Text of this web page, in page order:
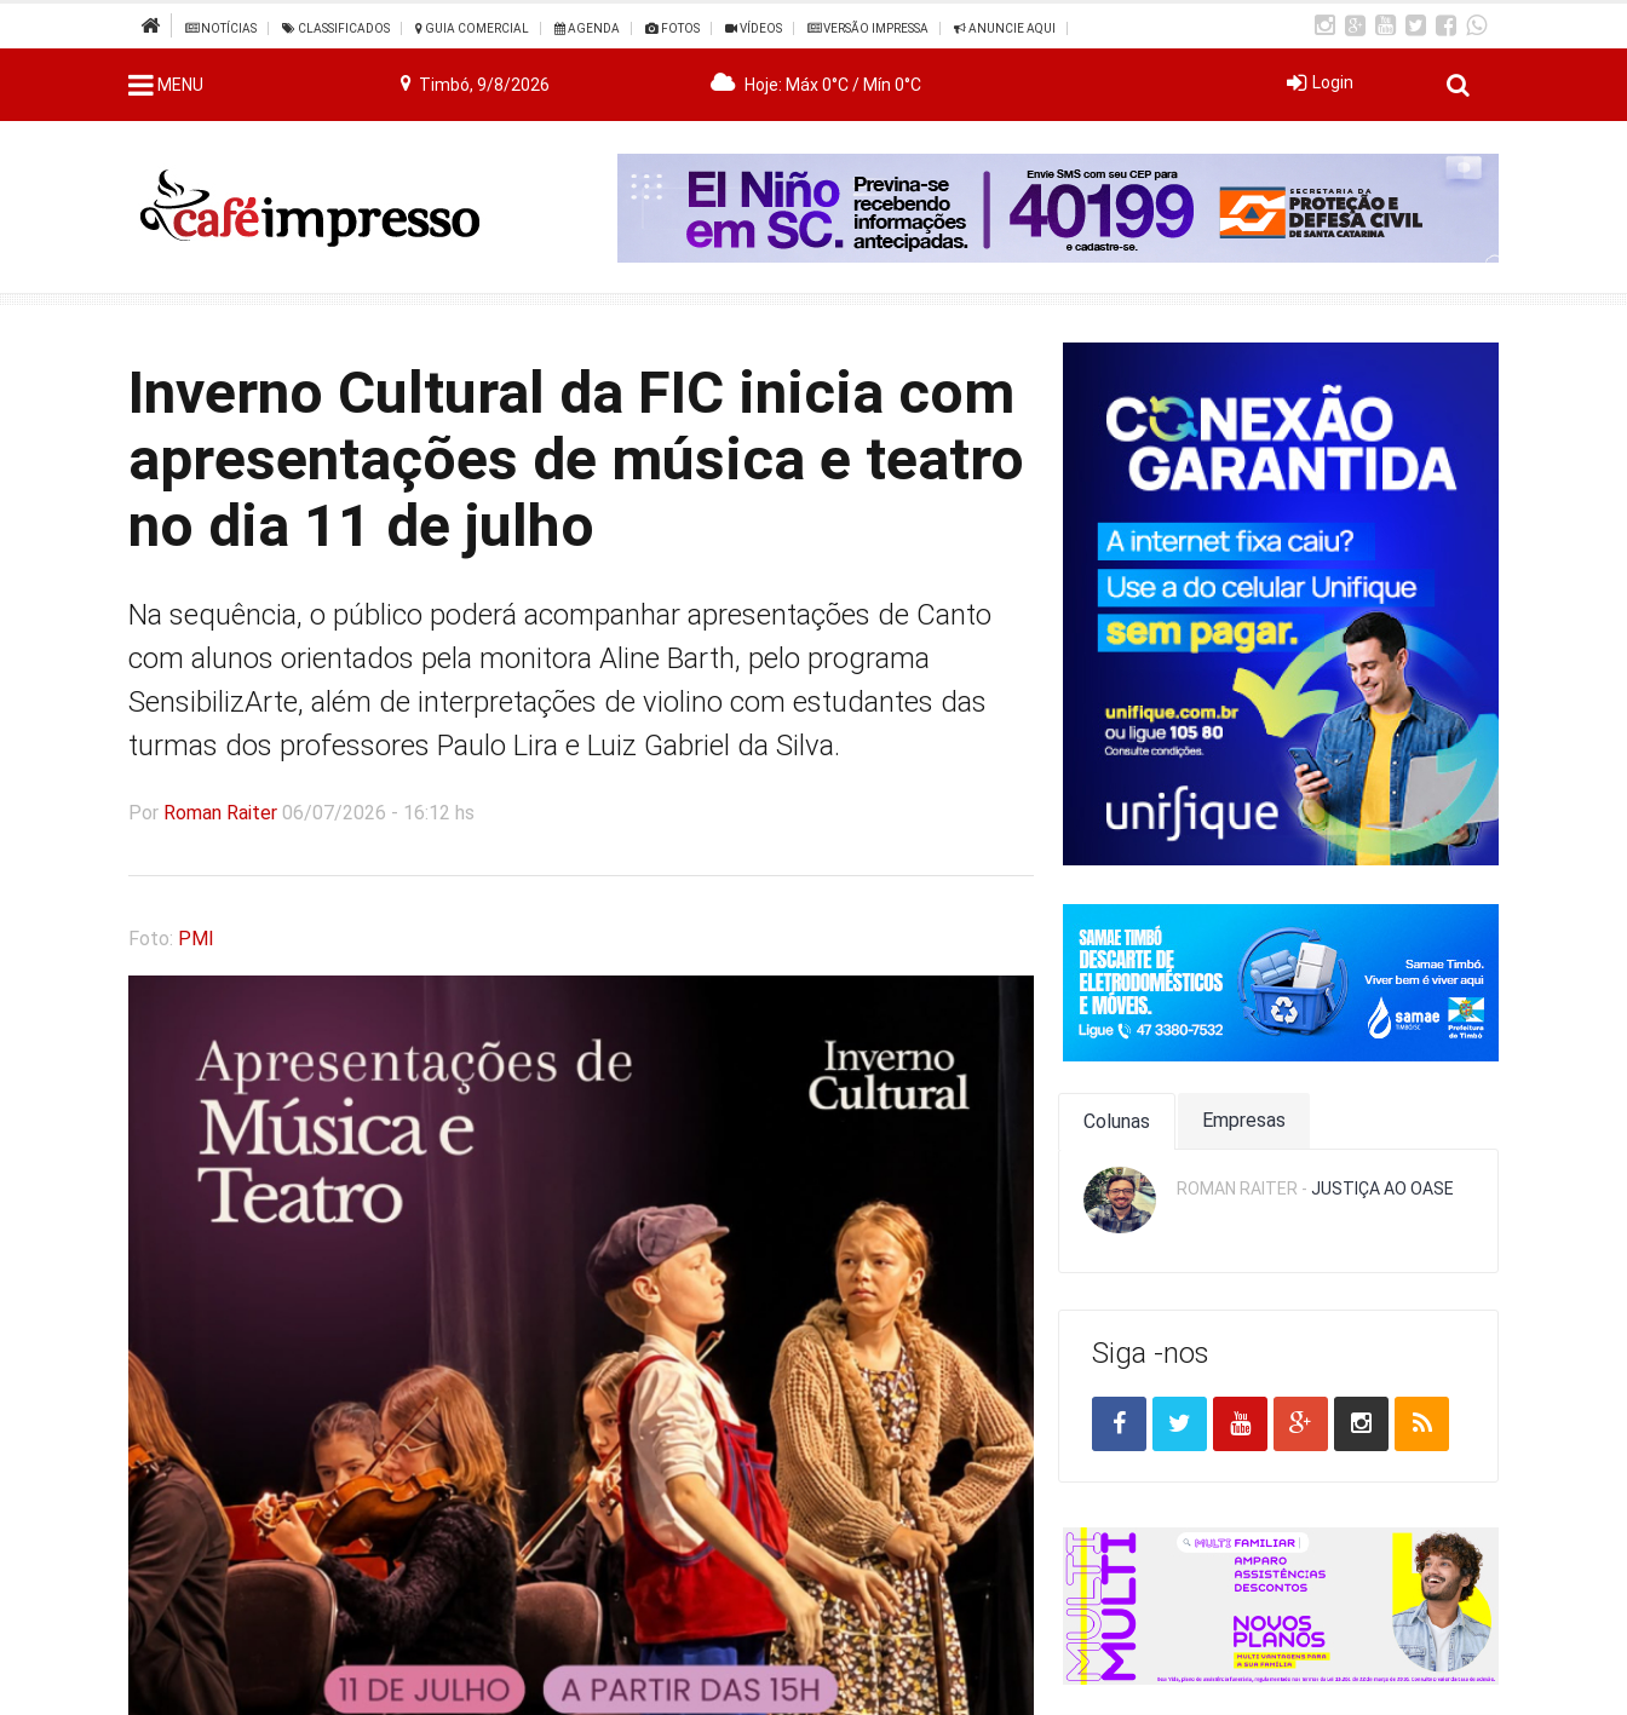
NOTÍCIAS CLASSIFICADOS GUIA COMERCIAL AGENDA FOTOS VÍDEOS VERSÃO IMPRESSA ANUNCIE AQUI
MENU Timbó, 9/8/2026 Hoje: Máx 0°C / Mín 0°C Login
Inverno Cultural da FIC inicia com
apresentações de música e teatro
no dia 11 de julho
Na sequência, o público poderá acompanhar apresentações de Canto
com alunos orientados pela monitora Aline Barth, pelo programa
SensibilizArte, além de interpretações de violino com estudantes das
turmas dos professores Paulo Lira e Luiz Gabriel da Silva.
Por Roman Raiter 06/07/2026 - 16:12 hs
Foto: PMI
Colunas Empresas
ROMAN RAITER - JUSTIÇA AO OASE
Siga -nos